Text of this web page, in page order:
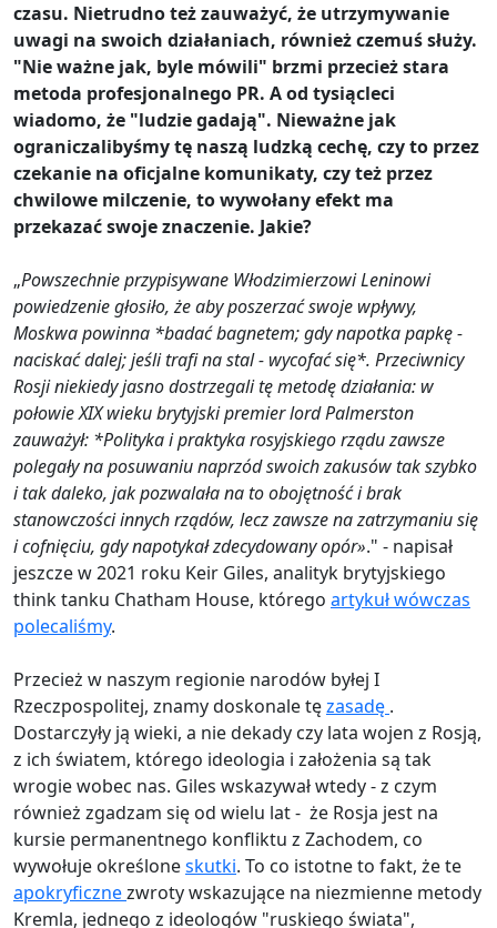
czasu. Nietrudno też zauważyć, że utrzymywanie
uwagi na swoich działaniach, również czemuś służy.
"Nie ważne jak, byle mówili" brzmi przecież stara
metoda profesjonalnego PR. A od tysiącleci
wiadomo, że "ludzie gadają". Nieważne jak
ograniczalibyśmy tę naszą ludzką cechę, czy to przez
czekanie na oficjalne komunikaty, czy też przez
chwilowe milczenie, to wywołany efekt ma
przekazać swoje znaczenie. Jakie?
„Powszechnie przypisywane Włodzimierzowi Leninowi
powiedzenie głosiło, że aby poszerzać swoje wpływy,
Moskwa powinna *badać bagnetem; gdy napotka papkę -
naciskać dalej; jeśli trafi na stal - wycofać się*. Przeciwnicy
Rosji niekiedy jasno dostrzegali tę metodę działania: w
połowie XIX wieku brytyjski premier lord Palmerston
zauważył: *Polityka i praktyka rosyjskiego rządu zawsze
polegały na posuwaniu naprzód swoich zakusów tak szybko
i tak daleko, jak pozwalała na to obojętność i brak
stanowczości innych rządów, lecz zawsze na zatrzymaniu się
i cofnięciu, gdy napotykał zdecydowany opór»." - napisał
jeszcze w 2021 roku Keir Giles, analityk brytyjskiego
think tanku Chatham House, którego artykuł wówczas
polecaliśmy.
Przecież w naszym regionie narodów byłej I
Rzeczpospolitej, znamy doskonale tęzasadę .
Dostarczyły ją wieki, a nie dekady czy lata wojen z Rosją,
z ich światem, którego ideologia i założenia są tak
wrogie wobec nas. Giles wskazywał wtedy - z czym
również zgadzam się od wielu lat - że Rosja jest na
kursie permanentnego konfliktu z Zachodem, co
wywołuje określoneskutki. To co istotne to fakt, że te
apokryficznezwroty wskazujące na niezmienne metody
Kremla, jednego z ideologów "ruskiego świata",